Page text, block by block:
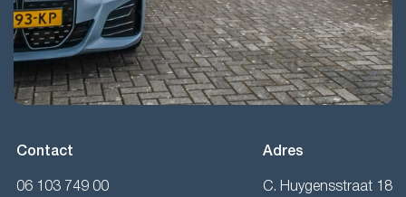
Contact
06 103 749 00
Adres
C. Huygensstraat 18